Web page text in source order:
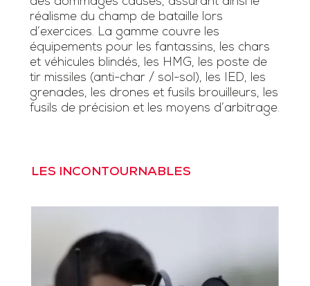
réalisme du champ de bataille lors
d’exercices. La gamme couvre les
équipements pour les fantassins, les chars
et véhicules blindés, les HMG, les poste de
tir missiles (anti-char / sol-sol), les IED, les
grenades, les drones et fusils brouilleurs, les
fusils de précision et les moyens d’arbitrage.
LES INCONTOURNABLES